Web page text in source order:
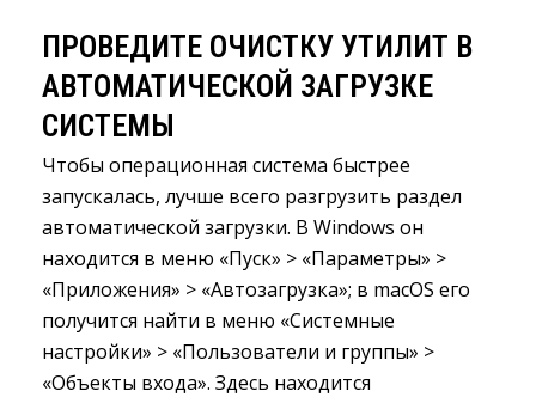
ПРОВЕДИТЕ ОЧИСТКУ УТИЛИТ В
АВТОМАТИЧЕСКОЙ ЗАГРУЗКЕ
СИСТЕМЫ
Чтобы операционная система быстрее
запускалась, лучше всего разгрузить раздел
автоматической загрузки. В Windows он
находится в меню «Пуск» > «Параметры» >
«Приложения» > «Автозагрузка»; в macOS его
получится найти в меню «Системные
настройки» > «Пользователи и группы» >
«Объекты входа». Здесь находится